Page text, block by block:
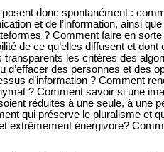
donc spontanément :
et de l’information, ainsi
? Comment faire en
de ce qu’elles diffusent et
les critères des
d’effacer des personnes et des
d’information ? Comment
? Comment savoir si une
réduites à une seule, à une
qui préserve le pluralisme et
extrêmement énergivore?